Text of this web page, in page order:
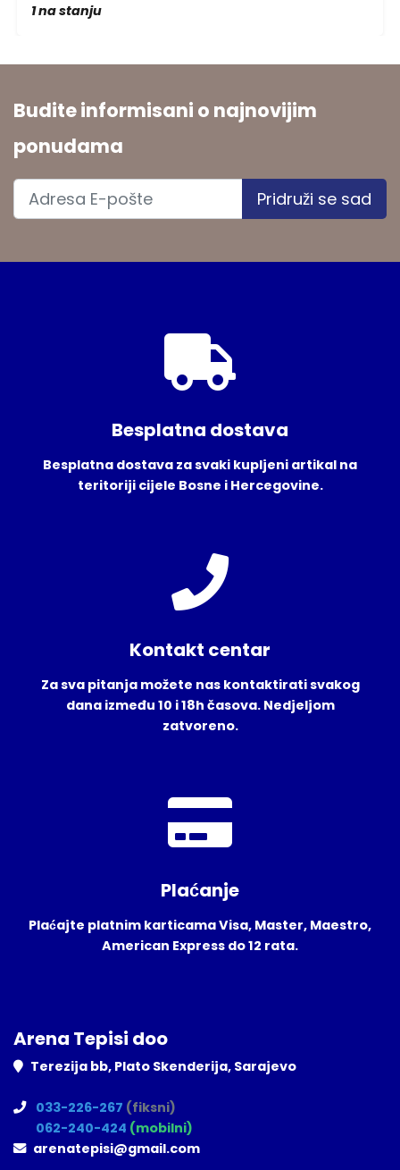
1 na stanju
Budite informisani o najnovijim
ponudama
Pridruži se sad
Besplatna dostava
Besplatna dostava za svaki kupljeni artikal na
teritoriji cijele Bosne i Hercegovine.
Kontakt centar
Za sva pitanja možete nas kontaktirati svakog
dana između 10 i 18h časova. Nedjeljom
zatvoreno.
Plaćanje
Plaćajte platnim karticama Visa, Master, Maestro,
American Express do 12 rata.
Arena Tepisi doo
Terezija bb, Plato Skenderija, Sarajevo
033-226-267 (fiksni)
062-240-424 (mobilni)
arenatepisi@gmail.com